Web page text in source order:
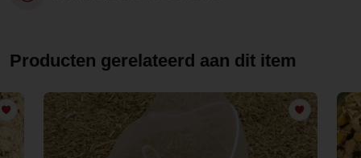
Producten gerelateerd aan dit item